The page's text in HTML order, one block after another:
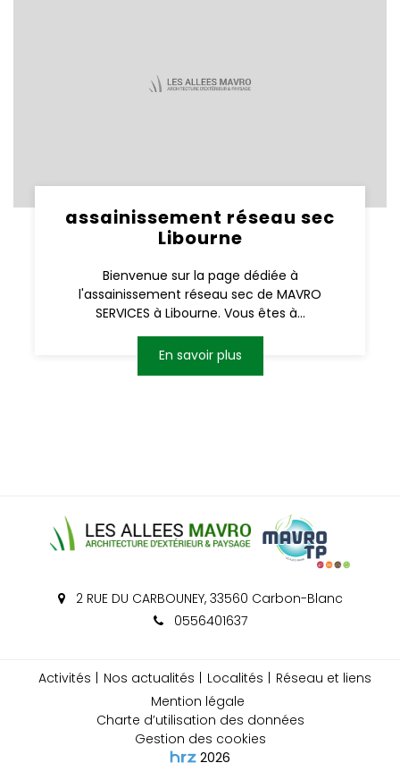
assainissement réseau sec
Libourne
Bienvenue sur la page dédiée à
l'assainissement réseau sec de MAVRO
SERVICES à Libourne. Vous êtes à...
En savoir plus
2 RUE DU CARBOUNEY, 33560 Carbon-Blanc
0556401637
Activités Nos actualités Localités
Réseau et liens
Mention légale
Charte d’utilisation des données
Gestion des cookies
2026